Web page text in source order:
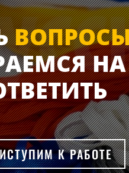
К РАБОТЕ